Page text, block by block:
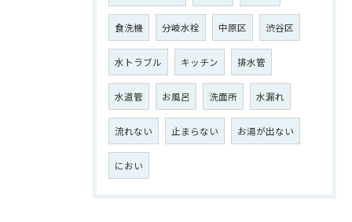
食洗機 分岐水栓 中原区 渋谷区
水トラブル キッチン 排水管
水道管 お風呂 洗面所 水漏れ
流れない 止まらない お湯が出ない
におい